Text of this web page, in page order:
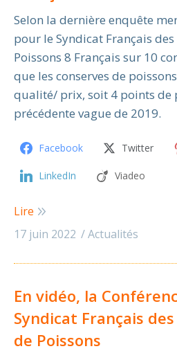
Selon la dernière enquête
pour le Syndicat Français des
Poissons 8 Français sur 10
que les conserves de
qualité/ prix, soit 4 points de
précédente vague de 2019.
Facebook Twitter
LinkedIn Viadeo
Lire
17 juin 2022
Actualités
En vidéo, la
Syndicat Français
de Poissons